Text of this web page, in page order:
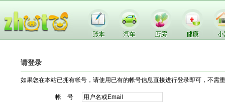
请登录
如果您在本站已拥有帐号，请使用已有的帐号信息直接进行登录即可，不需
帐 号